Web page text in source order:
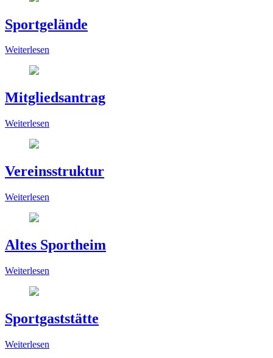
Sportgelände
Weiterlesen
Mitgliedsantrag
Weiterlesen
Vereinsstruktur
Weiterlesen
Altes Sportheim
Weiterlesen
Sportgaststätte
Weiterlesen